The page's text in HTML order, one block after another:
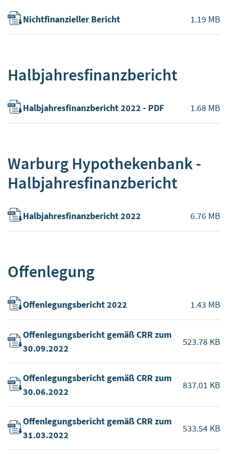
Nichtfinanzieller Bericht 1.19 MB
Halbjahresfinanzbericht
Halbjahresfinanzbericht 2022 - PDF 1.68 MB
Warburg Hypothekenbank -
Halbjahresfinanzbericht
Halbjahresfinanzbericht 2022 6.76 MB
Offenlegung
Offenlegungsbericht 2022 1.43 MB
Offenlegungsbericht gemäß CRR zum
30.09.2022
523.78 KB
Offenlegungsbericht gemäß CRR zum
30.06.2022
837.01 KB
Offenlegungsbericht gemäß CRR zum
31.03.2022
533.54 KB